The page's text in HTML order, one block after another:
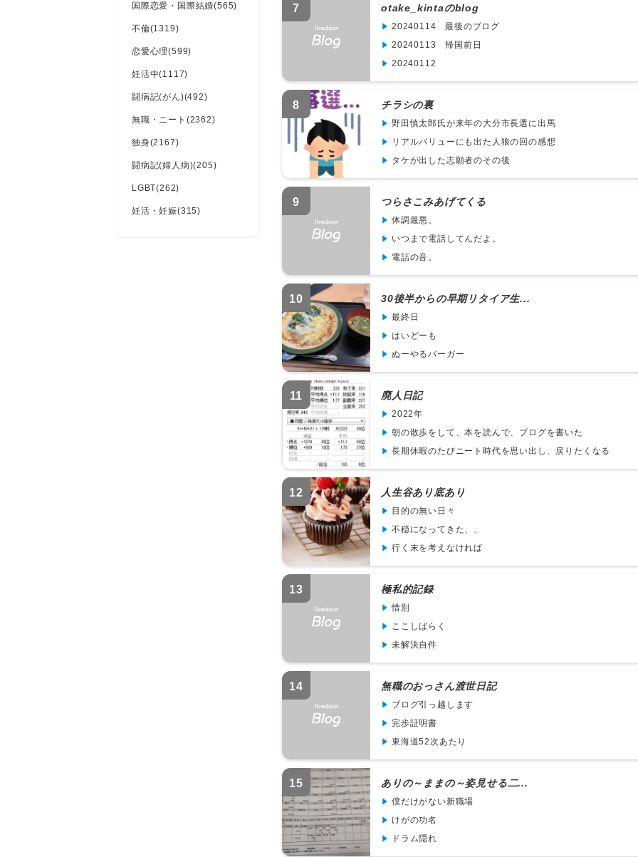
国際恋愛・国際結婚(565)
不倫(1319)
恋愛心理(599)
妊活中(1117)
闘病記(がん)(492)
無職・ニート(2362)
独身(2167)
闘病記(婦人病)(205)
LGBT(262)
妊活・妊娠(315)
7 otake_kintaのblog
20240114 最後のブログ
20240113 帰国前日
20240112
8 チラシの裏
野田慎太郎氏が来年の大分市長選に出馬
リアルバリューにも出た人狼の回の感想
タケが出した志願者のその後
9 つらさこみあげてくる
体調最悪。
いつまで電話してんだよ。
電話の音。
10 30後半からの早期リタイア生...
最終日
はいどーも
ぬーやるバーガー
11 廃人日記
2022年
朝の散歩をして、本を読んで、ブログを書いた
長期休暇のたびニート時代を思い出し、戻りたくなる
12 人生谷あり底あり
目的の無い日々
不穏になってきた、、
行く末を考えなければ
13 極私的記録
惜別
ここしばらく
未解決自件
14 無職のおっさん渡世日記
ブログ引っ越します
完歩証明書
東海道52次あたり
15 ありの～ままの～姿見せる二...
僕だけがない新職場
けがの功名
ドラム隠れ